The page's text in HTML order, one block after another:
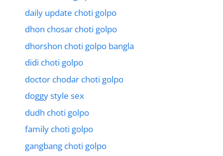
daily update choti golpo
dhon chosar choti golpo
dhorshon choti golpo bangla
didi choti golpo
doctor chodar choti golpo
doggy style sex
dudh choti golpo
family choti golpo
gangbang choti golpo